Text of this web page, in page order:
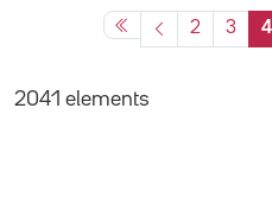
2 3 4
2041 elements